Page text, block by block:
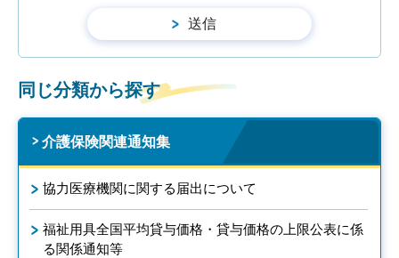
同じ分類から探す
介護保険関連通知集
協力医療機関に関する届出について
福祉用具全国平均貸与価格・貸与価格の上限公表に係
る関係通知等